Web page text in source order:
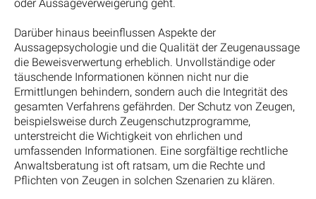
oder Aussageverweigerung geht.
Darüber hinaus beeinflussen Aspekte der
Aussagepsychologie und die Qualität der Zeugenaussage
die Beweisverwertung erheblich. Unvollständige oder
täuschende Informationen können nicht nur die
Ermittlungen behindern, sondern auch die Integrität des
gesamten Verfahrens gefährden. Der Schutz von Zeugen,
beispielsweise durch Zeugenschutzprogramme,
unterstreicht die Wichtigkeit von ehrlichen und
umfassenden Informationen. Eine sorgfältige rechtliche
Anwaltsberatung ist oft ratsam, um die Rechte und
Pflichten von Zeugen in solchen Szenarien zu klären.